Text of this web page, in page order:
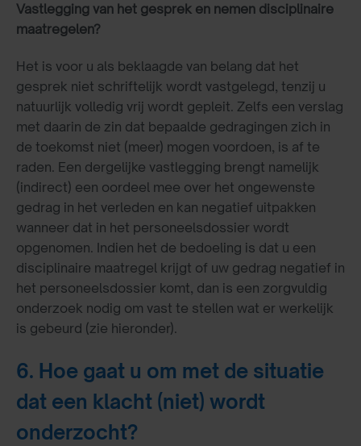
Vastlegging van het gesprek en nemen disciplinaire
maatregelen?
Het is voor u als beklaagde van belang dat het
gesprek niet schriftelijk wordt vastgelegd, tenzij u
natuurlijk volledig vrij wordt gepleit. Zelfs een verslag
met daarin de zin dat bepaalde gedragingen zich in
de toekomst niet (meer) mogen voordoen, is af te
raden. Een dergelijke vastlegging brengt namelijk
(indirect) een oordeel mee over het ongewenste
gedrag in het verleden en kan negatief uitpakken
wanneer dat in het personeelsdossier wordt
opgenomen. Indien het de bedoeling is dat u een
disciplinaire maatregel krijgt of uw gedrag negatief in
het personeelsdossier komt, dan is een zorgvuldig
onderzoek nodig om vast te stellen wat er werkelijk
is gebeurd (zie hieronder).
6. Hoe gaat u om met de situatie
dat een klacht (niet) wordt
onderzocht?